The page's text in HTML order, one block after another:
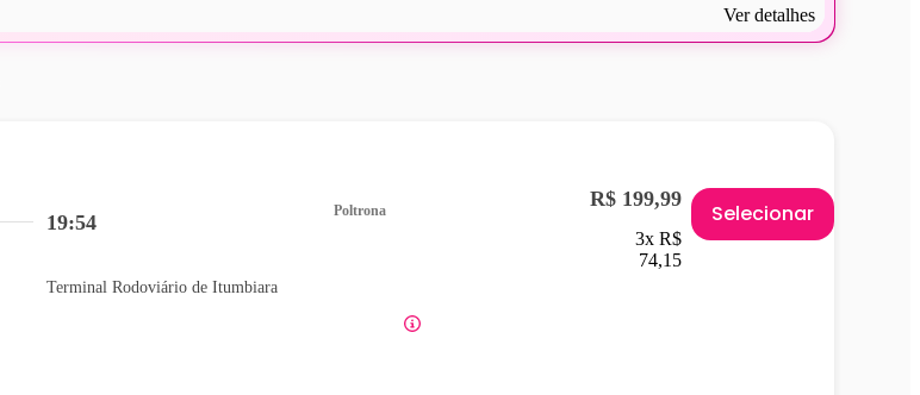
Ver detalhes
19:54
Terminal Rodoviário de Itumbiara
Poltrona R$ 199,99
3x R$
74,15
Selecionar